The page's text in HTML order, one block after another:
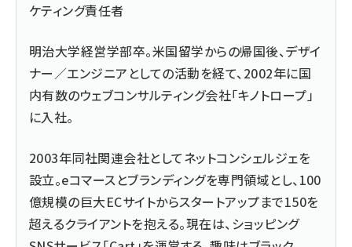
ケティング責任者
明治大学経営学部卒。米国留学からの帰国後、デザイ
ナー／エンジニアとしての活動を経て、2002年に国
内有数のウェブコンサルティング会社「キノトロープ」
に入社。
2003年同社関連会社としてネットコンシェルジェを
設立。eコマースとブランディングを専門領域とし、100
億規模の巨大ECサイトからスタートアップまで150を
超えるクライアントを抱える。現在は、ショッピング